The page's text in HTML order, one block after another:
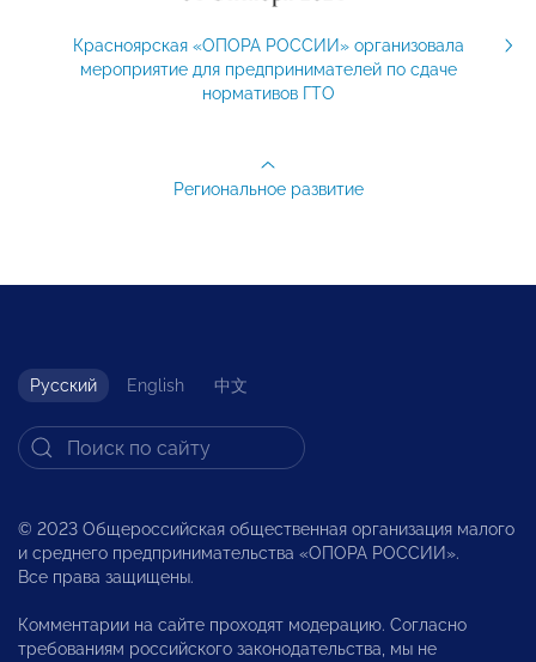
Красноярская «ОПОРА РОССИИ» организовала
мероприятие для предпринимателей по сдаче
нормативов ГТО
Региональное развитие
Русский English 中文
© 2023 Общероссийская общественная организация малого
и среднего предпринимательства «ОПОРА РОССИИ».
Все права защищены.
Комментарии на сайте проходят модерацию. Согласно
требованиям российского законодательства, мы не